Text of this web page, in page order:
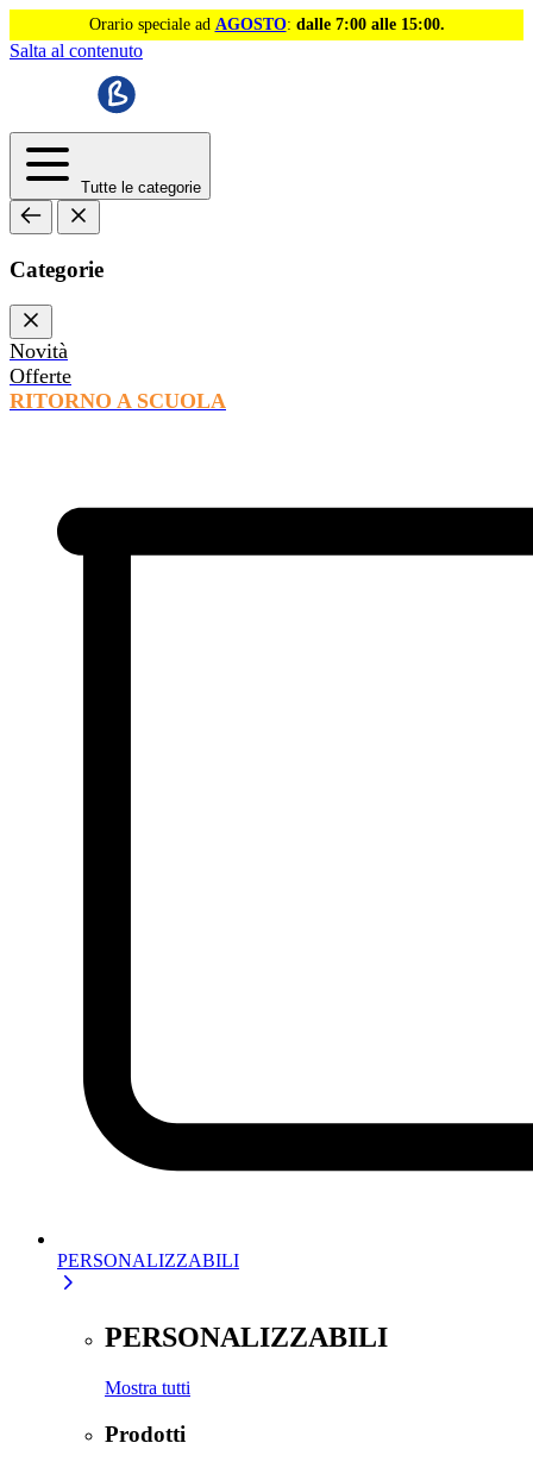
Orario speciale ad AGOSTO: dalle 7:00 alle 15:00.
Salta al contenuto
Tutte le categorie
Categorie
Novità
Offerte
RITORNO A SCUOLA
PERSONALIZZABILI
PERSONALIZZABILI
Mostra tutti
Prodotti